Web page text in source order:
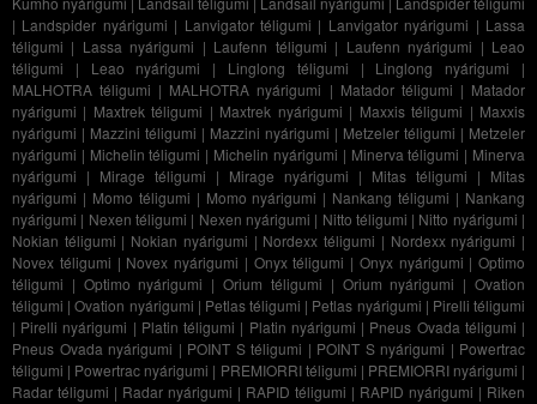
| Landspider nyárigumi | Lanvigator téligumi | Lanvigator nyárigumi | Lassa
téligumi | Lassa nyárigumi | Laufenn téligumi | Laufenn nyárigumi | Leao
téligumi | Leao nyárigumi | Linglong téligumi | Linglong nyárigumi |
MALHOTRA téligumi | MALHOTRA nyárigumi | Matador téligumi | Matador
nyárigumi | Maxtrek téligumi | Maxtrek nyárigumi | Maxxis téligumi | Maxxis
nyárigumi | Mazzini téligumi | Mazzini nyárigumi | Metzeler téligumi | Metzeler
nyárigumi | Michelin téligumi | Michelin nyárigumi | Minerva téligumi | Minerva
nyárigumi | Mirage téligumi | Mirage nyárigumi | Mitas téligumi | Mitas
nyárigumi | Momo téligumi | Momo nyárigumi | Nankang téligumi | Nankang
nyárigumi | Nexen téligumi | Nexen nyárigumi | Nitto téligumi | Nitto nyárigumi |
Nokian téligumi | Nokian nyárigumi | Nordexx téligumi | Nordexx nyárigumi |
Novex téligumi | Novex nyárigumi | Onyx téligumi | Onyx nyárigumi | Optimo
téligumi | Optimo nyárigumi |Orium téligumi | Orium nyárigumi |Ovation
téligumi |Ovation nyárigumi | Petlas téligumi | Petlas nyárigumi | Pirelli téligumi
| Pirelli nyárigumi | Platin téligumi | Platin nyárigumi | Pneus Ovada téligumi |
Pneus Ovada nyárigumi | POINT S téligumi | POINT S nyárigumi | Powertrac
téligumi | Powertrac nyárigumi | PREMIORRI téligumi | PREMIORRI nyárigumi |
Radar téligumi | Radar nyárigumi | RAPID téligumi | RAPID nyárigumi | Riken